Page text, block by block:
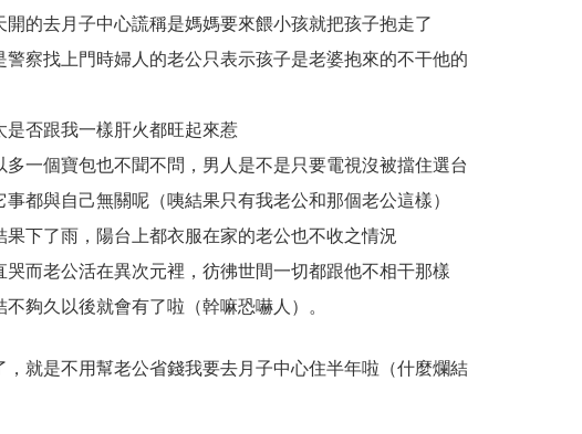
的去月子中心謊稱是媽媽要來餵小孩就把孩子抱走了
察找上門時婦人的老公只表示孩子是老婆抱來的不干他的
是否跟我一樣肝火都旺起來惹
多一個寶包也不聞不問，男人是不是只要電視沒被擋住選台
都與自己無關呢（咦結果只有我老公和那個老公這樣）
下了雨，陽台上都衣服在家的老公也不收之情況
而老公活在異次元裡，彷彿世間一切都跟他不相干那樣
夠久以後就會有了啦（幹嘛恐嚇人）。
，就是不用幫老公省錢我要去月子中心住半年啦（什麼爛結